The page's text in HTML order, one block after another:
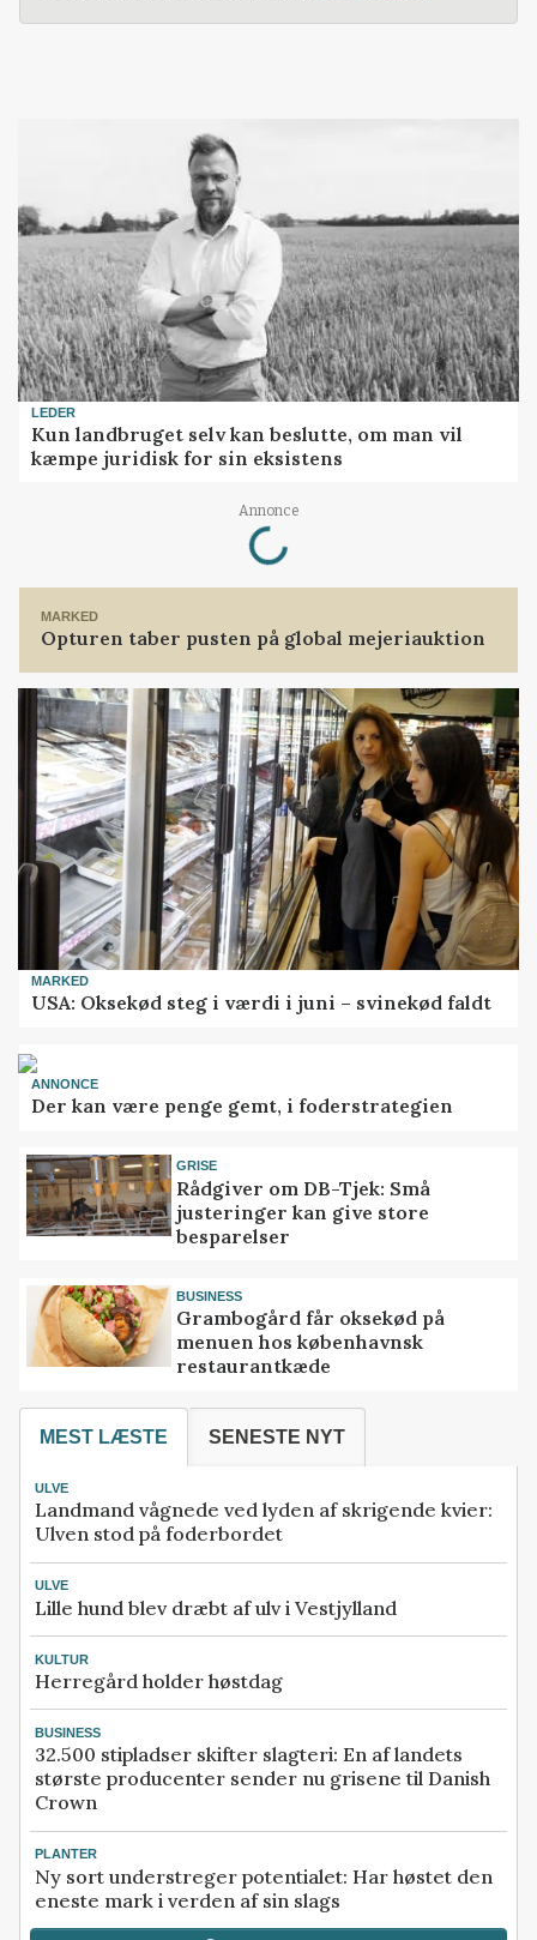
LEDER
Kun landbruget selv kan beslutte, om man vil
kæmpe juridisk for sin eksistens
Annonce
Loading...
MARKED
Opturen taber pusten på global mejeriauktion
MARKED
USA: Oksekød steg i værdi i juni – svinekød faldt
ANNONCE
Der kan være penge gemt, i foderstrategien
GRISE
Rådgiver om DB-Tjek: Små
justeringer kan give store
besparelser
BUSINESS
Grambogård får oksekød på
menuen hos københavnsk
restaurantkæde
MEST LÆSTE SENESTE NYT
ULVE
Landmand vågnede ved lyden af skrigende kvier:
Ulven stod på foderbordet
ULVE
Lille hund blev dræbt af ulv i Vestjylland
KULTUR
Herregård holder høstdag
BUSINESS
32.500 stipladser skifter slagteri: En af landets
største producenter sender nu grisene til Danish
Crown
PLANTER
Ny sort understreger potentialet: Har høstet den
eneste mark i verden af sin slags